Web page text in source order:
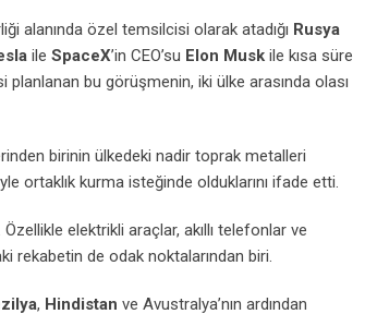
alanında özel temsilcisi olarak atadığı Rusya
ile SpaceX’in CEO’su Elon Musk ile kısa süre
planlanan bu görüşmenin, iki ülke arasında olası
birinin ülkedeki nadir toprak metalleri
ortaklık kurma isteğinde olduklarını ifade etti.
elektrikli araçlar, akıllı telefonlar ve
rekabetin de odak noktalarından biri.
, Hindistan ve Avustralya’nın ardından